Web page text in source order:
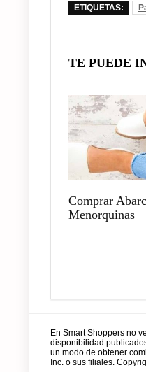
ETIQUETAS:
TE PUEDE
Comprar
Menorquinas
En Smart Shoppers no
disponibilidad
un modo de obtener
Inc. o sus filiales.